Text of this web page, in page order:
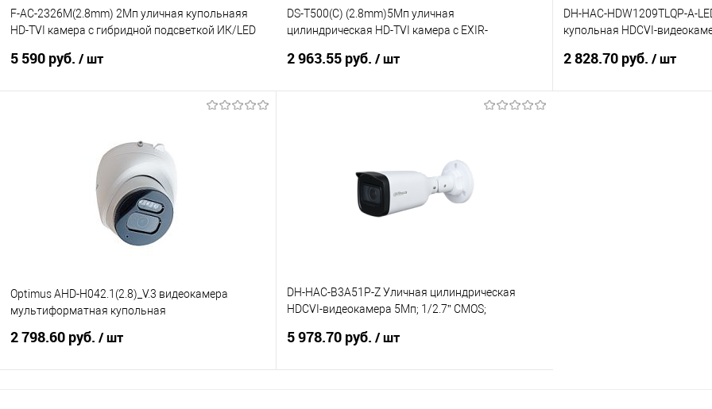
F-AC-2326M(2.8mm) 2Мп уличная купольнаяя
HD-TVI камера с гибридной подсветкой ИК/LED
5 590 руб. / шт
Купить в 1 клик
8
DS-T500(С) (2.8mm)5Мп уличная
цилиндрическая HD-TVI камера с EXIR-
2 963.55 руб. / шт
К сравнению
В избранное
4
DH-HAC-HDW1209TLQP-A-
купольная HDCVI-
2 828.70 руб. / шт
Optimus AHD-H042.1(2.8)_V.3 видеокамера
мультиформатная купольная
2 798.60 руб. / шт
DH-HAC-B3A51P-Z Уличная цилиндрическая
HDCVI-видеокамера 5Мп; 1/2.7” CMOS;
5 978.70 руб. / шт